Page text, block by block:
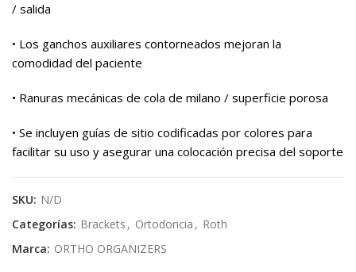
/ salida
• Los ganchos auxiliares contorneados mejoran la
comodidad del paciente
• Ranuras mecánicas de cola de milano / superficie porosa
• Se incluyen guías de sitio codificadas por colores para
facilitar su uso y asegurar una colocación precisa del soporte
SKU: N/D
Categorías: Brackets , Ortodoncia , Roth
Marca: ORTHO ORGANIZERS